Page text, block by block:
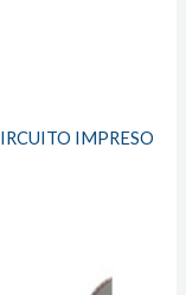
IMPRESO